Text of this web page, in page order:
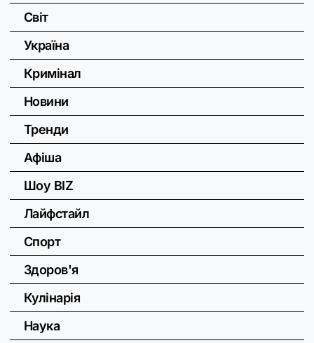
Світ
Україна
Кримінал
Новини
Тренди
Афіша
Шоу BIZ
Лайфстайл
Спорт
Здоров'я
Кулінарія
Наука